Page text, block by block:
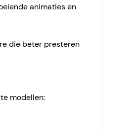
animaties en
die beter presteren
modellen: